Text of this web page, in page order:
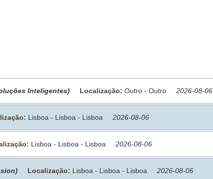
Inteligentes) Localização: Outro - Outro 2026-08-06
Lisboa - Lisboa - Lisboa 2026-08-06
Lisboa - Lisboa - Lisboa 2026-08-06
Localização: Lisboa - Lisboa - Lisboa 2026-08-06